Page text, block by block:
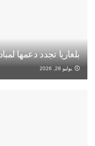
بلغاريا تجدد دعمها
يوليو 28, 2026